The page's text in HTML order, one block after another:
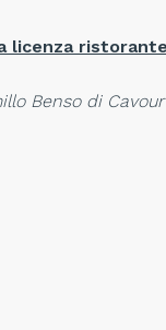
licenza
Benso di Cavour